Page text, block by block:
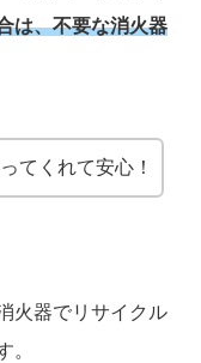
は、不要な消火器
てくれて安心！
火器でリサイクル
。